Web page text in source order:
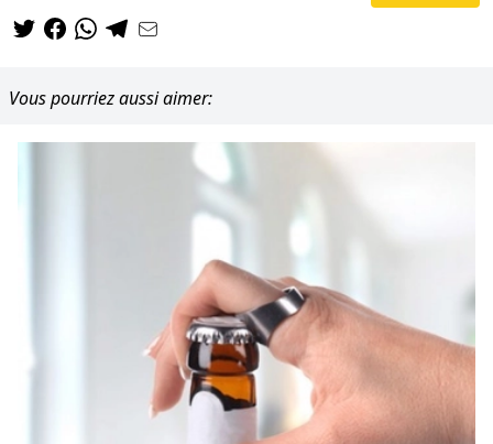
Vous pourriez aussi aimer: